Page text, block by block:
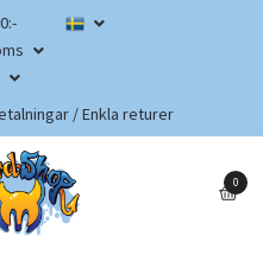
/ Enkla returer
0